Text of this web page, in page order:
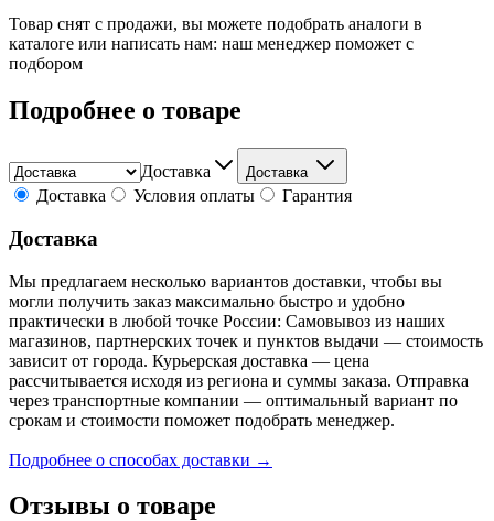
Товар снят с продажи, вы можете подобрать аналоги в
каталоге или написать нам: наш менеджер поможет с
подбором
Подробнее о товаре
Доставка Доставка
Доставка Условия оплаты Гарантия
Доставка
Мы предлагаем несколько вариантов доставки, чтобы вы
могли получить заказ максимально быстро и удобно
практически в любой точке России: Самовывоз из наших
магазинов, партнерских точек и пунктов выдачи — стоимость
зависит от города. Курьерская доставка — цена
рассчитывается исходя из региона и суммы заказа. Отправка
через транспортные компании — оптимальный вариант по
срокам и стоимости поможет подобрать менеджер.
Подробнее о способах доставки →
Отзывы о товаре